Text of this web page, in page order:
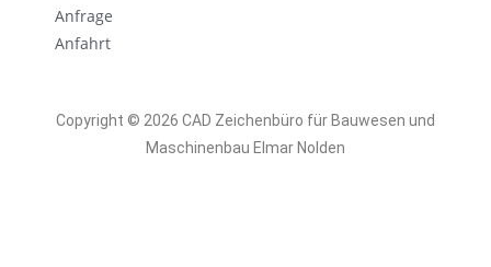
Anfrage
Anfahrt
Copyright © 2026 CAD Zeichenbüro für Bauwesen und
Maschinenbau Elmar Nolden